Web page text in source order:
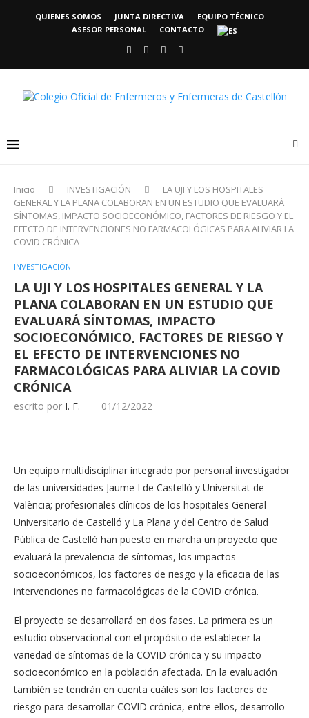
QUIENES SOMOS JUNTA DIRECTIVA
EQUIPO TÉCNICO
ASESOR PERSONAL
CONTACTO
Inicio INVESTIGACIÓN
LA UJI Y LOS HOSPITALES
GENERAL Y LA PLANA COLABORAN EN UN ESTUDIO QUE EVALUARÁ
SÍNTOMAS, IMPACTO SOCIOECONÓMICO, FACTORES DE RIESGO Y EL
EFECTO DE INTERVENCIONES NO FARMACOLÓGICAS PARA ALIVIAR LA
COVID CRÓNICA
INVESTIGACIÓN
LA UJI Y LOS HOSPITALES GENERAL Y LA
PLANA COLABORAN EN UN ESTUDIO QUE
EVALUARÁ SÍNTOMAS, IMPACTO
SOCIOECONÓMICO, FACTORES DE RIESGO Y
EL EFECTO DE INTERVENCIONES NO
FARMACOLÓGICAS PARA ALIVIAR LA COVID
CRÓNICA
escrito por I. F. 01/12/2022
Un equipo multidisciplinar integrado por personal investigador
de las universidades Jaume I de Castelló y Universitat de
València; profesionales clínicos de los hospitales General
Universitario de Castelló y La Plana y del Centro de Salud
Pública de Castelló han puesto en marcha un proyecto que
evaluará la prevalencia de síntomas, los impactos
socioeconómicos, los factores de riesgo y la eficacia de las
intervenciones no farmacológicas de la COVID crónica.
El proyecto se desarrollará en dos fases. La primera es un
estudio observacional con el propósito de establecer la
variedad de síntomas de la COVID crónica y su impacto
socioeconómico en la población afectada. En la evaluación
también se tendrán en cuenta cuáles son los factores de
riesgo para desarrollar COVID crónica, entre ellos, desarrollo